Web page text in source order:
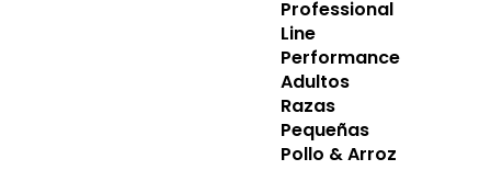
Professional
Line
Performance
Adultos
Razas
Pequeñas
Pollo & Arroz